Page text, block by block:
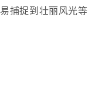
捕捉到壮丽风光等